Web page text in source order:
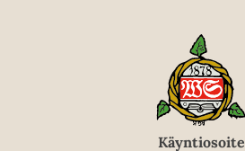
Käyntiosoite